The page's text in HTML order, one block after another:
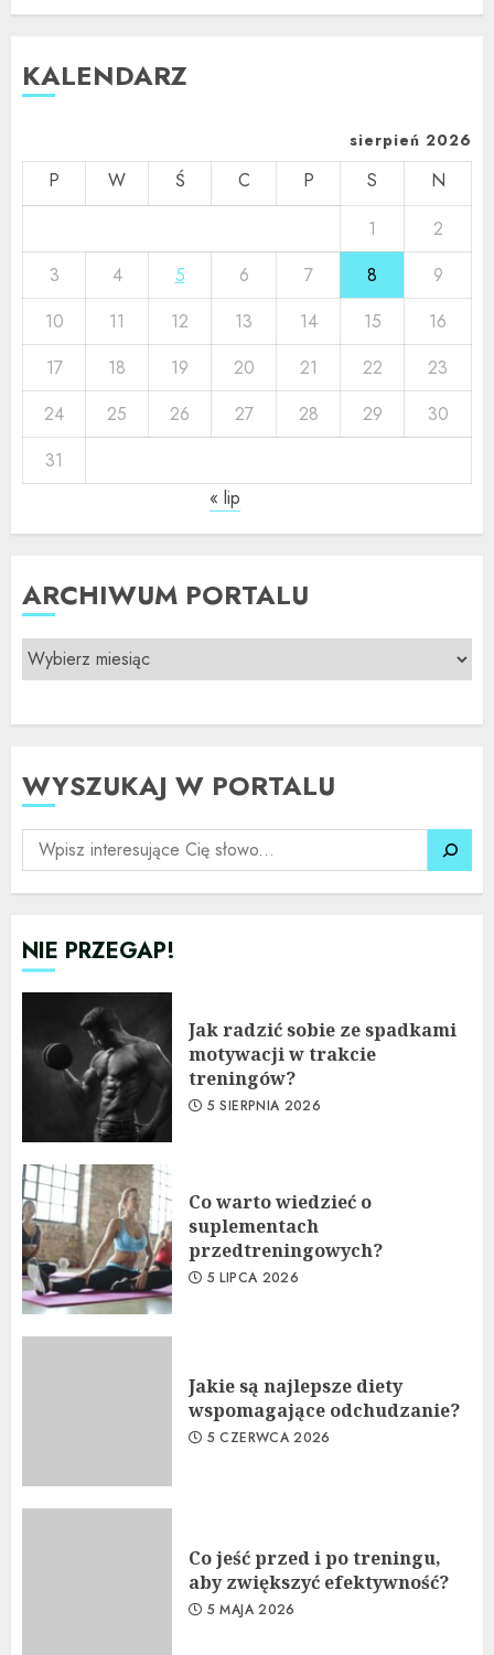
KALENDARZ
sierpień 2026
P W Ś C P S
N
1
2
3
4 5 6 7 8
9
10
11 12 13 14 15
16
17
18 19 20 21 22
23
24
25 26 27 28 29
30
31
« lip
ARCHIWUM PORTALU
WYSZUKAJ W PORTALU
SZUKAJ
NIE PRZEGAP!
Jak radzić sobie ze spadkami
motywacji w trakcie
treningów?
5 SIERPNIA 2026
Co warto wiedzieć o
suplementach
przedtreningowych?
5 LIPCA 2026
Jakie są najlepsze diety
wspomagające odchudzanie?
5 CZERWCA 2026
Co jeść przed i po treningu,
aby zwiększyć efektywność?
5 MAJA 2026